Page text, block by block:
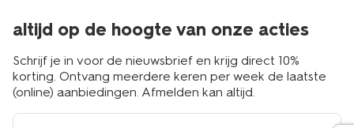
altijd op de hoogte van onze acties
Schrijf je in voor de nieuwsbrief en krijg direct 10%
korting. Ontvang meerdere keren per week de laatste
(online) aanbiedingen. Afmelden kan altijd.
e-